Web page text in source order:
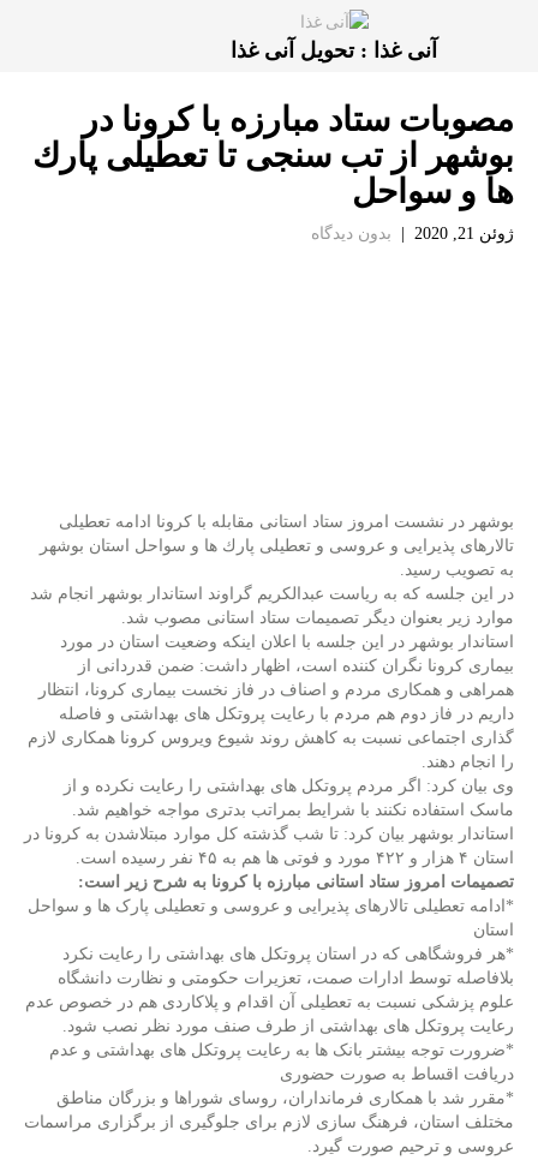
آنی غذا : تحویل آنی غذا
مصوبات ستاد مبارزه با كرونا در
بوشهر از تب سنجی تا تعطیلی پارك
ها و سواحل
ژوئن 21, 2020 | بدون دیدگاه
بوشهر در نشست امروز ستاد استانی مقابله با كرونا ادامه تعطیلی
تالارهای پذیرایی و عروسی و تعطیلی پارك ها و سواحل استان بوشهر
به تصویب رسید.
در این جلسه که به ریاست عبدالکریم گراوند استاندار بوشهر انجام شد
موارد زیر بعنوان دیگر تصمیمات ستاد استانی مصوب شد.
استاندار بوشهر در این جلسه با اعلان اینکه وضعیت استان در مورد
بیماری کرونا نگران کننده است، اظهار داشت: ضمن قدردانی از
همراهی و همکاری مردم و اصناف در فاز نخست بیماری کرونا، انتظار
داریم در فاز دوم هم مردم با رعایت پروتکل های بهداشتی و فاصله
گذاری اجتماعی نسبت به کاهش روند شیوع ویروس کرونا همکاری لازم
را انجام دهند.
وی بیان کرد: اگر مردم پروتکل های بهداشتی را رعایت نکرده و از
ماسک استفاده نکنند با شرایط بمراتب بدتری مواجه خواهیم شد.
استاندار بوشهر بیان کرد: تا شب گذشته کل موارد مبتلاشدن به کرونا در
استان ۴ هزار و ۴۲۲ مورد و فوتی ها هم به ۴۵ نفر رسیده است.
تصمیمات امروز ستاد استانی مبارزه با کرونا به شرح زیر است:
*ادامه تعطیلی تالارهای پذیرایی و عروسی و تعطیلی پارک ها و سواحل
استان
*هر فروشگاهی که در استان پروتکل های بهداشتی را رعایت نکرد
بلافاصله توسط ادارات صمت، تعزیرات حکومتی و نظارت دانشگاه
علوم پزشکی نسبت به تعطیلی آن اقدام و پلاکاردی هم در خصوص عدم
رعایت پروتکل های بهداشتی از طرف صنف مورد نظر نصب شود.
*ضرورت توجه بیشتر بانک ها به رعایت پروتکل های بهداشتی و عدم
دریافت اقساط به صورت حضوری
*مقرر شد با همکاری فرمانداران، روسای شوراها و بزرگان مناطق
مختلف استان، فرهنگ سازی لازم برای جلوگیری از برگزاری مراسمات
عروسی و ترحیم صورت گیرد.